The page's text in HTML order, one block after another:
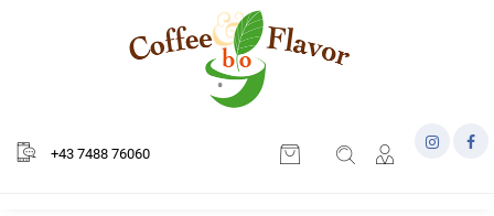
+43 7488 76060